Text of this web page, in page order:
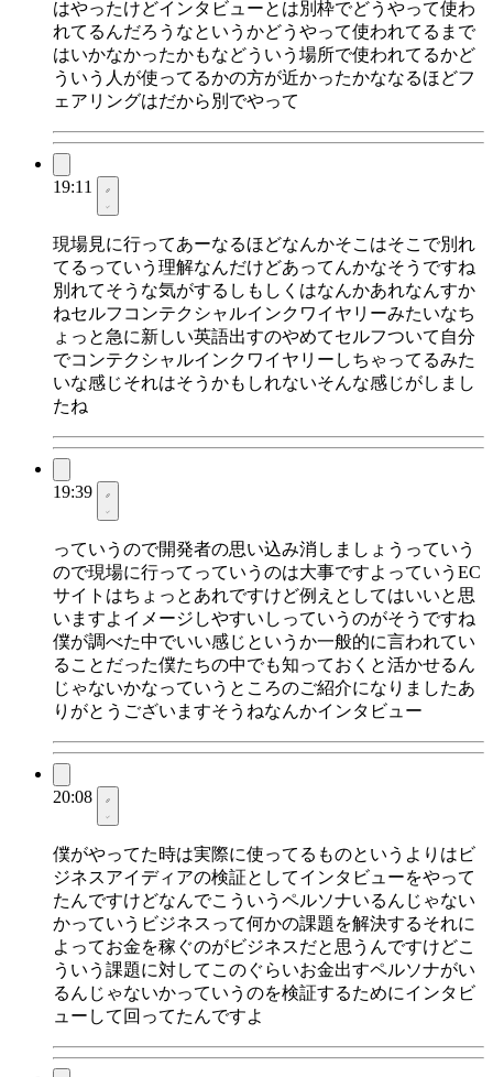
はやったけどインタビューとは別枠でどうやって使わ
れてるんだろうなというかどうやって使われてるまで
はいかなかったかもなどういう場所で使われてるかど
ういう人が使ってるかの方が近かったかななるほどフ
ェアリングはだから別でやって
19:11
現場見に行ってあーなるほどなんかそこはそこで別れ
てるっていう理解なんだけどあってんかなそうですね
別れてそうな気がするしもしくはなんかあれなんすか
ねセルフコンテクシャルインクワイヤリーみたいなち
ょっと急に新しい英語出すのやめてセルフついて自分
でコンテクシャルインクワイヤリーしちゃってるみた
いな感じそれはそうかもしれないそんな感じがしまし
たね
19:39
っていうので開発者の思い込み消しましょうっていう
ので現場に行ってっていうのは大事ですよっていうEC
サイトはちょっとあれですけど例えとしてはいいと思
いますよイメージしやすいしっていうのがそうですね
僕が調べた中でいい感じというか一般的に言われてい
ることだった僕たちの中でも知っておくと活かせるん
じゃないかなっていうところのご紹介になりましたあ
りがとうございますそうねなんかインタビュー
20:08
僕がやってた時は実際に使ってるものというよりはビ
ジネスアイディアの検証としてインタビューをやって
たんですけどなんでこういうペルソナいるんじゃない
かっていうビジネスって何かの課題を解決するそれに
よってお金を稼ぐのがビジネスだと思うんですけどこ
ういう課題に対してこのぐらいお金出すペルソナがい
るんじゃないかっていうのを検証するためにインタビ
ューして回ってたんですよ